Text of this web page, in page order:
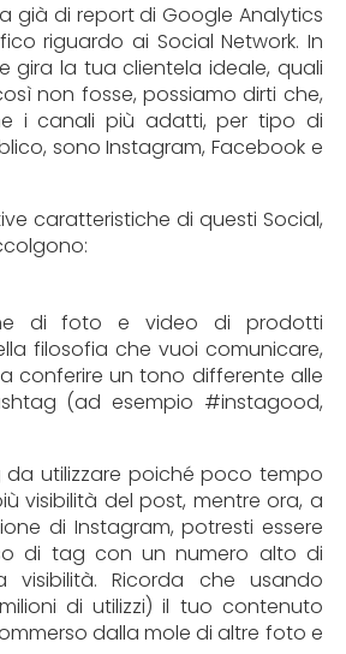
già di report di Google Analytics
riguardo ai Social Network. In
la tua clientela ideale, quali
non fosse, possiamo dirti che,
i canali più adatti, per tipo di
sono Instagram, Facebook e
caratteristiche di questi Social,
di foto e video di prodotti
filosofia che vuoi comunicare,
conferire un tono differente alle
(ad esempio #instagood,
utilizzare poiché poco tempo
visibilità del post, mentre ora, a
di Instagram, potresti essere
di tag con un numero alto di
visibilità. Ricorda che usando
di utilizzi) il tuo contenuto
dalla mole di altre foto e